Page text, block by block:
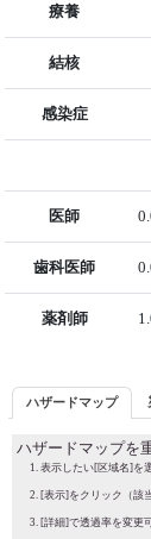
療養
結核
感染症
医師
歯科医師
薬剤師
ハザードマップ
ハザードマップを
表示したい[区域名]を
[表示]をクリック（該
[詳細]で透過率を変更